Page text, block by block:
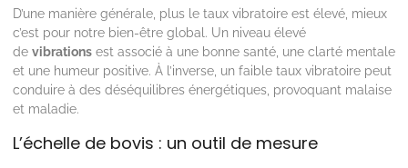
D’une manière générale, plus le taux vibratoire est élevé, mieux
c’est pour notre bien-être global. Un niveau élevé
de vibrations est associé à une bonne santé, une clarté mentale
et une humeur positive. À l’inverse, un faible taux vibratoire peut
conduire à des déséquilibres énergétiques, provoquant malaise
et maladie.
L’échelle de bovis : un outil de mesure